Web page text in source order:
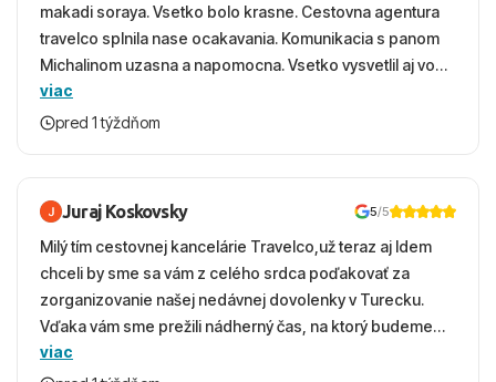
makadi soraya. Vsetko bolo krasne. Cestovna agentura
travelco splnila nase ocakavania. Komunikacia s panom
Michalinom uzasna a napomocna. Vsetko vysvetlil aj vo
vecernych hodinach zaco sa ospravedlnujem. Hotel
krasny, cisty. Sluzby top. Strava, prostredie, more,
viac
pred 1 týždňom
Juraj Koskovsky 5/5
Milý tím cestovnej kancelárie Travelco,už teraz aj Idem
chceli by sme sa vám z celého srdca poďakovať za
zorganizovanie našej nedávnej dovolenky v Turecku.
Vďaka vám sme prežili nádherný čas, na ktorý budeme
ešte dlho s úsmevom spomínať. ​Všetko prebehlo
viac